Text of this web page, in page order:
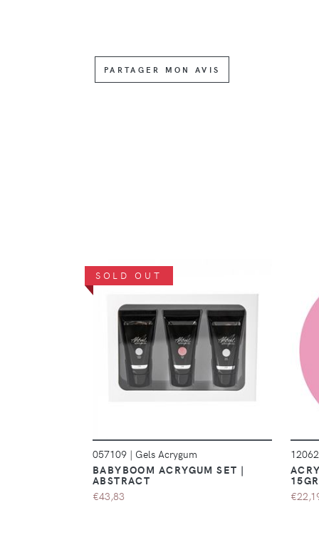
PARTAGER MON AVIS
SOLD OUT
DÉTAILS
057109 | Gels Acrygum
BABYBOOM ACRYGUM SET |
ABSTRACT
€43,83